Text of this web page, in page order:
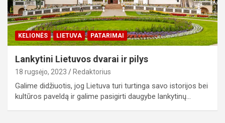
KELIONĖS LIETUVA PATARIMAI
Lankytini Lietuvos dvarai ir pilys
18 rugsėjo, 2023 Redaktorius
Galime didžiuotis, jog Lietuva turi turtinga savo istorijos bei
kultūros paveldą ir galime pasigirti daugybe lankytinų…